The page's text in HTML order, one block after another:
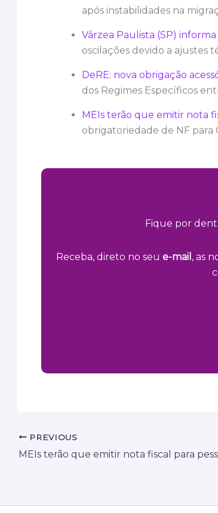
após instabilidades na
Várzea Paulista (SP)
oscilações devido a ajustes
DeRE: nova obrigação
dos Regimes Específicos
MEIs terão que emitir nota
obrigatoriedade de NF para
Fique por
Receba, direto no seu e-mail , as
PREVIOUS